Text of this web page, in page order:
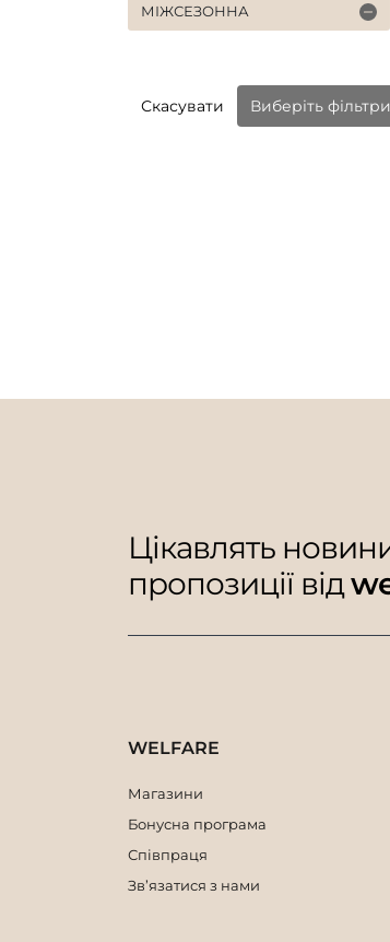
МІЖСЕЗОННА
Скасувати Виберіть фільтри
Цікавлять
пропозиції від
WELFARE
Магазини
Бонусна програма
Співпраця
Зв’язатися з нами